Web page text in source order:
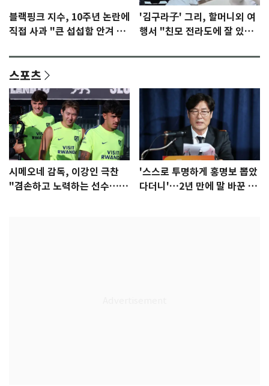
블랙핑크 지수, 10주년 논란에
직접 사과 "큰 섭섭함 안겨 미
'김구라子' 그리, 할머니외 여
행서 "친모 전라도에 잘 있
스포츠
시메오네 감독, 이강인 극찬
"겸손하고 노력하는 선수…좋
'스스로 투명하게 홍명보 뽑았
다더니'…2년 만에 말 바꾼 이